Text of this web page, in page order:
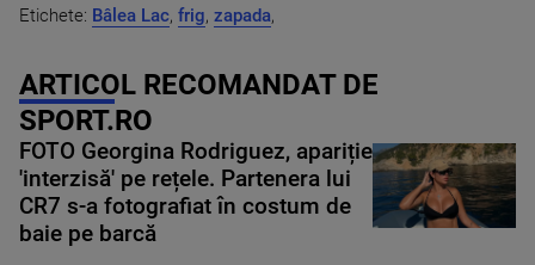
Etichete: Bâlea Lac, frig, zapada,
ARTICOL RECOMANDAT DE
SPORT.RO
FOTO Georgina Rodriguez, apariție
'interzisă' pe rețele. Partenera lui
CR7 s-a fotografiat în costum de
baie pe barcă